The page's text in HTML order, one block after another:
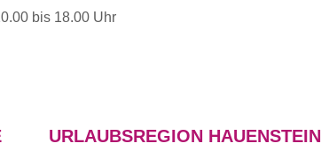
bis 18.00 Uhr
URLAUBSREGION HAUENSTEIN